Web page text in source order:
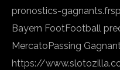
pronostics-gagnants.fr
Bayern FootFootball
MercatoPassing
https://